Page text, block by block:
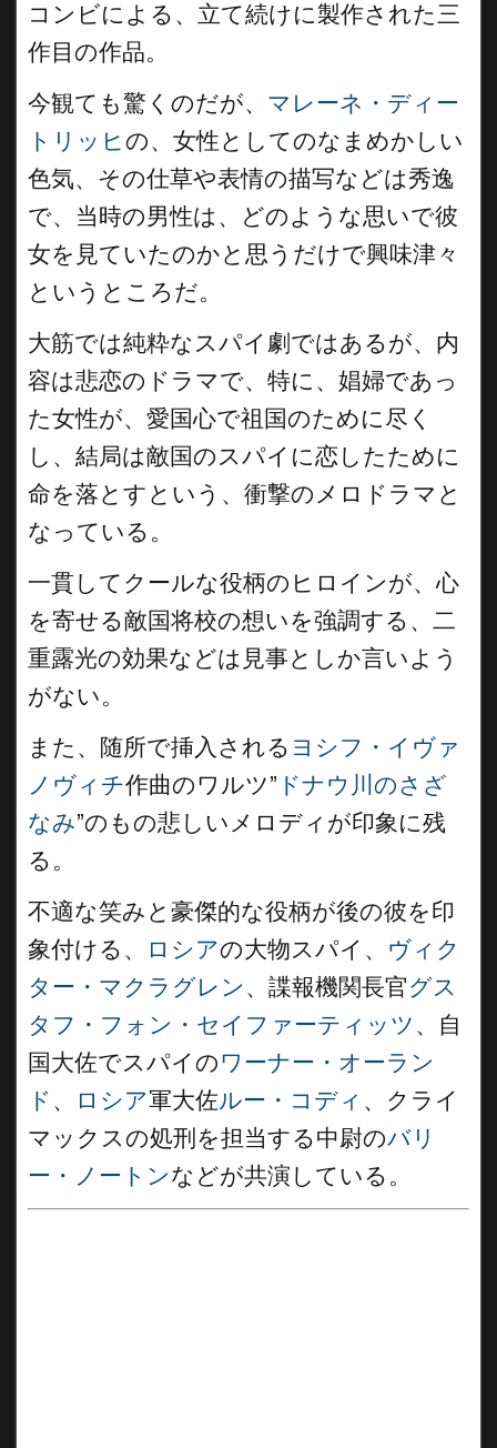
コンビによる、立て続けに製作された三
作目の作品。
今観ても驚くのだが、 マレーネ・ディー
トリッヒの、女性としてのなまめかしい
色気、その仕草や表情の描写などは秀逸
で、当時の男性は、どのような思いで彼
女を見ていたのかと思うだけで興味津々
というところだ。
大筋では純粋なスパイ劇ではあるが、内
容は悲恋のドラマで、特に、娼婦であっ
た女性が、愛国心で祖国のために尽く
し、結局は敵国のスパイに恋したために
命を落とすという、衝撃のメロドラマと
なっている。
一貫してクールな役柄のヒロインが、心
を寄せる敵国将校の想いを強調する、二
重露光の効果などは見事としか言いよう
がない。
また、随所で挿入される ヨシフ・イヴァ
ノヴィチ作曲のワルツ” ドナウ川のさざ
なみ”のもの悲しいメロディが印象に残
る。
不適な笑みと豪傑的な役柄が後の彼を印
象付ける、
ロシアの大物スパイ、 ヴィク
ター・マクラグレン 、諜報機関長官グス
タフ・フォン・セイファーティッツ 、自
国大佐でスパイのワーナー・オーラン
ド 、 ロシア軍大佐ルー・コディ 、クライ
マックスの処刑を担当する中尉のバリ
ー・ノートンなどが共演している。